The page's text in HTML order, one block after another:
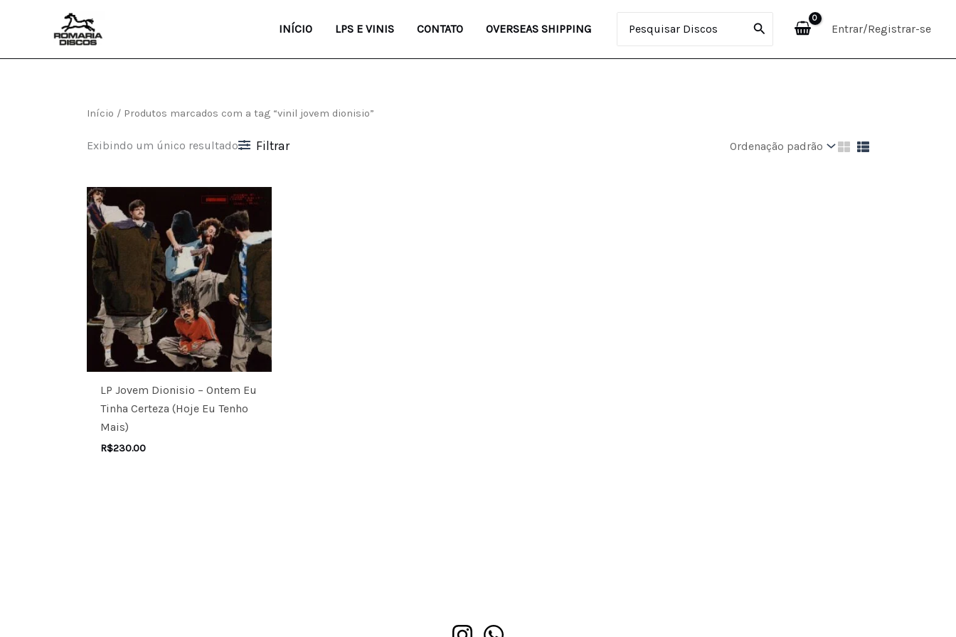
conteúdo
INÍCIO LPS E VINIS CONTATO OVERSEAS SHIPPING Entrar/Registrar-se
Início / Produtos marcados com a tag “vinil jovem dionisio”
Exibindo um único resultado Filtrar
LP Jovem Dionisio – Ontem Eu
Tinha Certeza (Hoje Eu Tenho
Mais)
R$230.00